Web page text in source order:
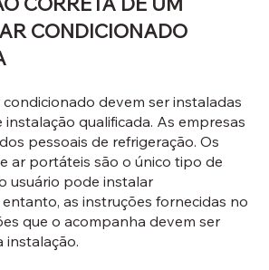
​​CONDICIONADO
devem ser instaladas
qualificada. As empresas
pessoais de refrigeração. Os
ar portáteis são o único tipo de
usuário pode instalar
as instruções fornecidas no
que o acompanha devem ser
instalação.